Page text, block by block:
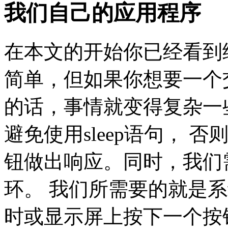
我们自己的应用程序
在本文的开始你已经看
简单，但如果你想要一
的话，事情就变得复杂
避免使用sleep语句， 否
钮做出响应。同时，我
环。 我们所需要的就是
时或显示屏上按下一个